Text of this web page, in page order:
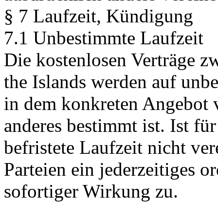
§ 7 Laufzeit, Kündigung
7.1 Unbestimmte Laufzeit
Die kostenlosen Verträge
the Islands werden auf
in dem konkreten Angebot
anderes bestimmt ist. Ist
befristete Laufzeit nicht
Parteien ein jederzeitiges
sofortiger Wirkung zu.